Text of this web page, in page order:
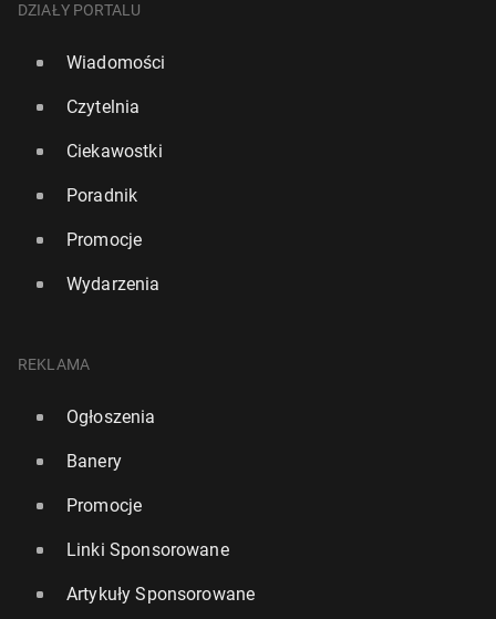
DZIAŁY PORTALU
Wiadomości
Czytelnia
Ciekawostki
Poradnik
Promocje
Wydarzenia
REKLAMA
Ogłoszenia
Banery
Promocje
Linki Sponsorowane
Artykuły Sponsorowane